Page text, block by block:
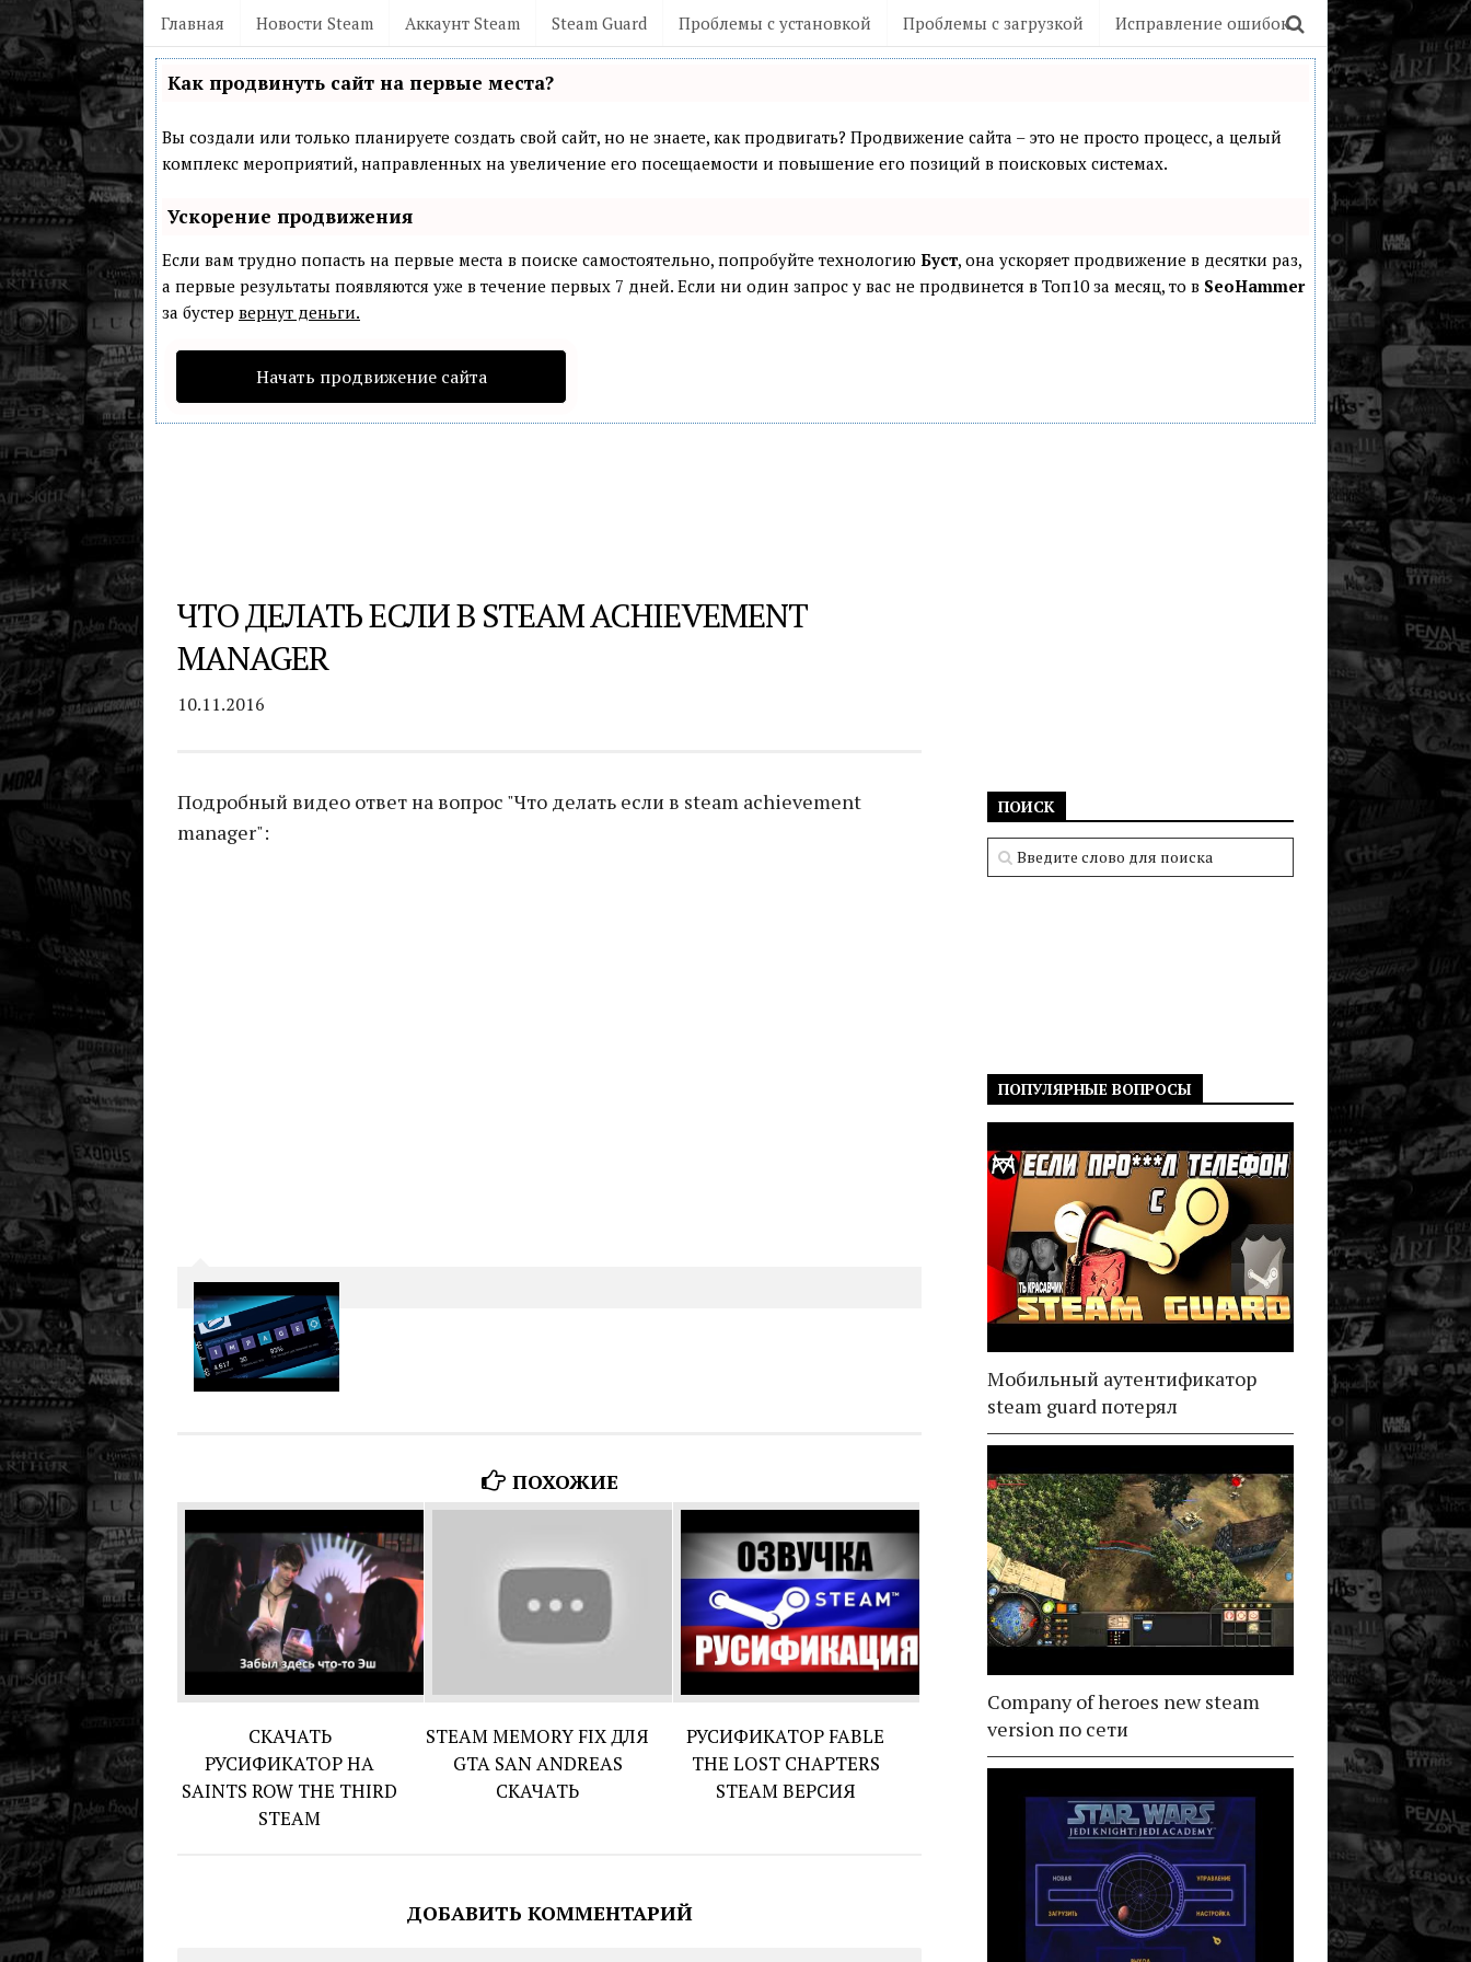
Главная Новости Steam Аккаунт Steam Steam Guard Проблемы с установкой Проблемы с загрузкой Исправление ошибок
Как продвинуть сайт на первые места?
Вы создали или только планируете создать свой сайт, но не знаете, как продвигать? Продвижение сайта – это не просто процесс, а целый
комплекс мероприятий, направленных на увеличение его посещаемости и повышение его позиций в поисковых системах.
Ускорение продвижения
Если вам трудно попасть на первые места в поиске самостоятельно, попробуйте технологию Буст, она ускоряет продвижение в десятки раз,
а первые результаты появляются уже в течение первых 7 дней. Если ни один запрос у вас не продвинется в Топ10 за месяц, то в SeoHammer
за бустер вернут деньги.
Начать продвижение сайта
ЧТО ДЕЛАТЬ ЕСЛИ В STEAM ACHIEVEMENT
MANAGER
10.11.2016
Подробный видео ответ на вопрос "Что делать если в steam achievement
manager":
ПОХОЖИЕ
СКАЧАТЬ
РУСИФИКАТОР НА
SAINTS ROW THE THIRD
STEAM
STEAM MEMORY FIX ДЛЯ
GTA SAN ANDREAS
СКАЧАТЬ
РУСИФИКАТОР FABLE
THE LOST CHAPTERS
STEAM ВЕРСИЯ
ДОБАВИТЬ КОММЕНТАРИЙ
ПОИСК
ПОПУЛЯРНЫЕ ВОПРОСЫ
Мобильный аутентификатор
steam guard потерял
Company of heroes new steam
version по сети